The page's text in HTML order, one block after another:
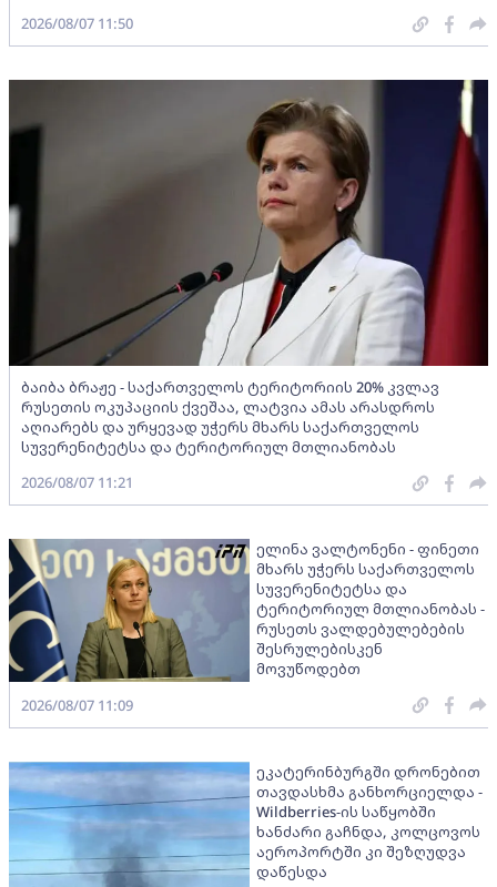
2026/08/07 11:50
ბაიბა ბრაჟე - საქართველოს ტერიტორიის 20% კვლავ
რუსეთის ოკუპაციის ქვეშაა, ლატვია ამას არასდროს
აღიარებს და ურყევად უჭერს მხარს საქართველოს
სუვერენიტეტსა და ტერიტორიულ მთლიანობას
2026/08/07 11:21
ელინა ვალტონენი - ფინეთი
მხარს უჭერს საქართველოს
სუვერენიტეტსა და
ტერიტორიულ მთლიანობას -
რუსეთს ვალდებულებების
შესრულებისკენ
მოვუწოდებთ
2026/08/07 11:09
ეკატერინბურგში დრონებით
თავდასხმა განხორციელდა -
Wildberries-ის საწყობში
ხანძარი გაჩნდა, კოლცოვოს
აეროპორტში კი შეზღუდვა
დაწესდა